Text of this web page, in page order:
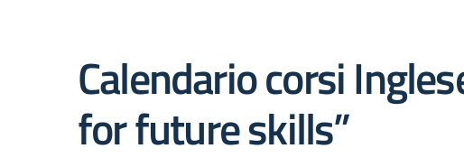
Calendario corsi
for future skills”